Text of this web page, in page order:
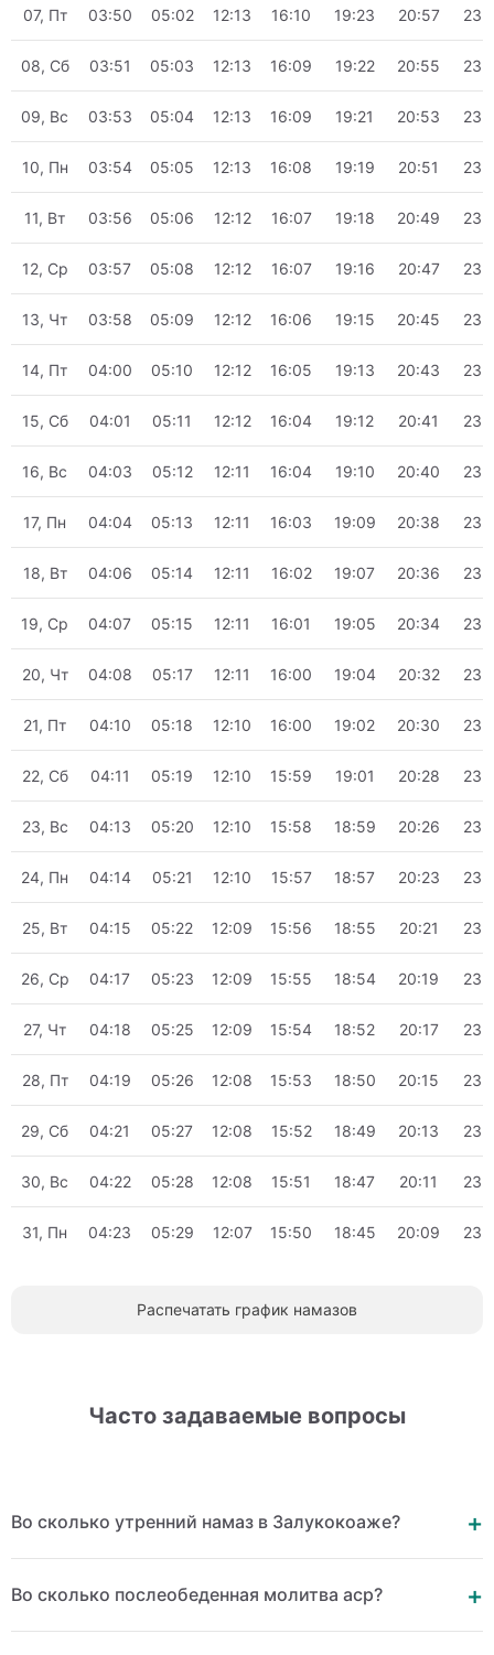
07, Пт 03:50 05:02 12:13 16:10 19:23 20:57
08, Сб 03:51 05:03 12:13 16:09 19:22 20:55
09, Вс 03:53 05:04 12:13 16:09 19:21 20:53
10, Пн 03:54 05:05 12:13 16:08 19:19 20:51
11, Вт 03:56 05:06 12:12 16:07 19:18 20:49
12, Ср 03:57 05:08 12:12 16:07 19:16 20:47
13, Чт 03:58 05:09 12:12 16:06 19:15 20:45
14, Пт 04:00 05:10 12:12 16:05 19:13 20:43
15, Сб 04:01 05:11 12:12 16:04 19:12 20:41
16, Вс 04:03 05:12 12:11 16:04 19:10 20:40
17, Пн 04:04 05:13 12:11 16:03 19:09 20:38
18, Вт 04:06 05:14 12:11 16:02 19:07 20:36
19, Ср 04:07 05:15 12:11 16:01 19:05 20:34
20, Чт 04:08 05:17 12:11 16:00 19:04 20:32
21, Пт 04:10 05:18 12:10 16:00 19:02 20:30
22, Сб 04:11 05:19 12:10 15:59 19:01 20:28
23, Вс 04:13 05:20 12:10 15:58 18:59 20:26
24, Пн 04:14 05:21 12:10 15:57 18:57 20:23
25, Вт 04:15 05:22 12:09 15:56 18:55 20:21
26, Ср 04:17 05:23 12:09 15:55 18:54 20:19
27, Чт 04:18 05:25 12:09 15:54 18:52 20:17
28, Пт 04:19 05:26 12:08 15:53 18:50 20:15
29, Сб 04:21 05:27 12:08 15:52 18:49 20:13
30, Вс 04:22 05:28 12:08 15:51 18:47 20:11
31, Пн 04:23 05:29 12:07 15:50 18:45 20:09
Распечатать график намазов
Часто задаваемые вопросы
Во сколько утренний намаз в Залукокоаже?
Во сколько послеобеденная молитва аср?